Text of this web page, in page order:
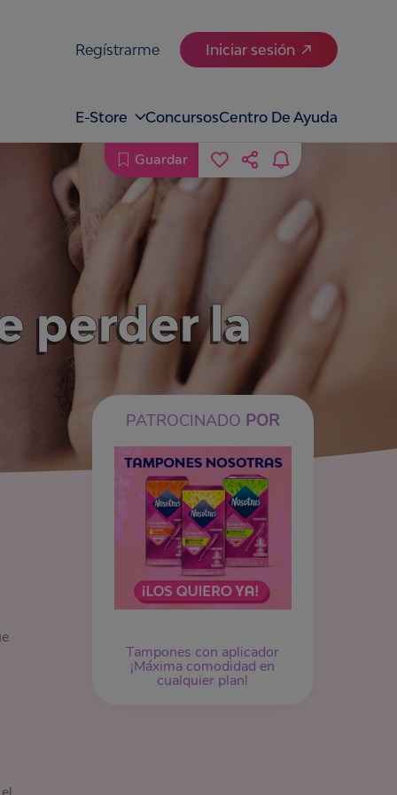
Regístrarme Iniciar sesión
E-Store ConcursosCentro De Ayuda
perder la
PATROCINADO POR
Tampones con aplicador
¡Máxima comodidad en
cualquier plan!
Guardar